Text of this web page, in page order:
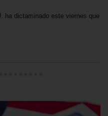
ha dictaminado este viernes que